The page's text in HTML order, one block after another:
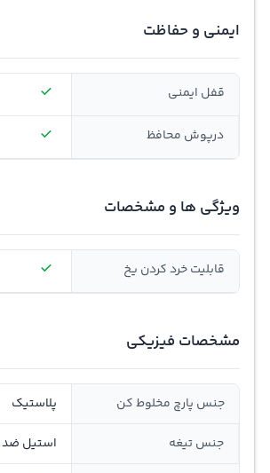
ایمنی و حفاظت
قفل ایمنی
درپوش محافظ
ویژگی ها و مشخصات
قابلیت خرد کردن یخ
مشخصات فیزیکی
جنس پارچ مخلوط کن پلاستیک
جنس تیغه استیل ضد